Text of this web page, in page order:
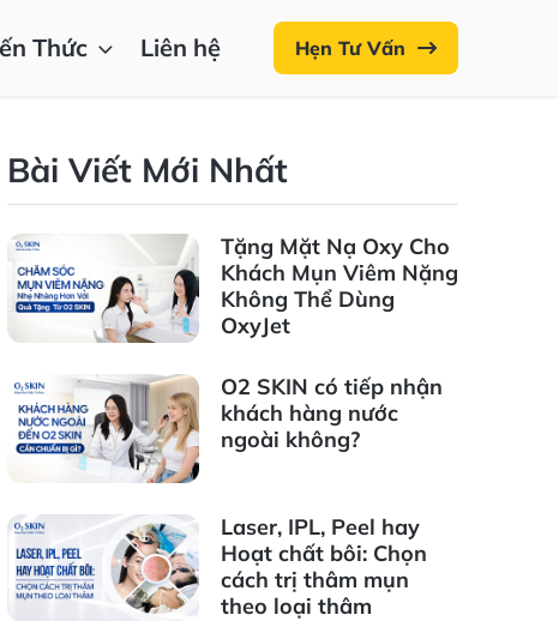
Thức Liên hệ Hẹn Tư Vấn
Bài Viết Mới Nhất
Tặng Mặt Nạ Oxy Cho
Khách Mụn Viêm Nặng
Không Thể Dùng
OxyJet
O2 SKIN có tiếp nhận
khách hàng nước
ngoài không?
Laser, IPL, Peel hay
Hoạt chất bôi: Chọn
cách trị thâm mụn
theo loại thâm